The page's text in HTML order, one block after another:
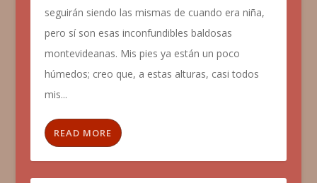
seguirán siendo las mismas de cuando era niña,
pero sí son esas inconfundibles baldosas
montevideanas. Mis pies ya están un poco
húmedos; creo que, a estas alturas, casi todos
mis...
READ MORE